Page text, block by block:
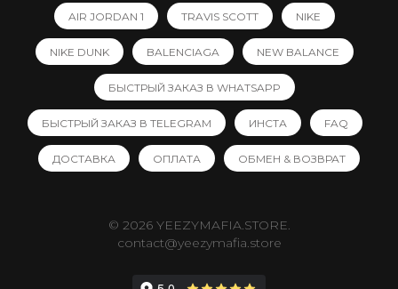
AIR JORDAN 1 TRAVIS SCOTT NIKE
NIKE DUNK BALENCIAGA NEW BALANCE
БЫСТРЫЙ ЗАКАЗ В WHATSAPP
БЫСТРЫЙ ЗАКАЗ В TELEGRAM ИНСТА FAQ
ДОСТАВКА ОПЛАТА ОБМЕН & ВОЗВРАТ
© 2026 YEEZYMAFIA.STORE.
contact@yeezymafia.store